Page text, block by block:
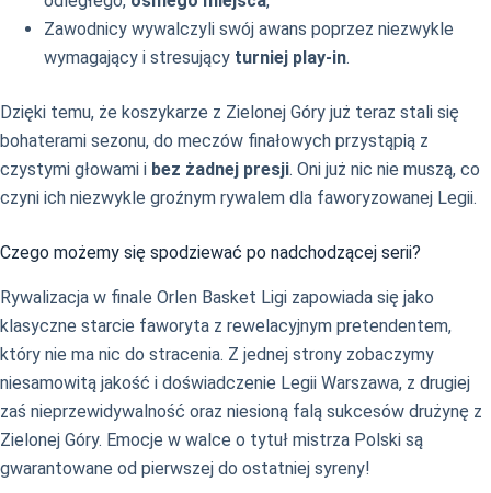
Zawodnicy wywalczyli swój awans poprzez niezwykle
wymagający i stresujący turniej play-in.
Dzięki temu, że koszykarze z Zielonej Góry już teraz stali się
bohaterami sezonu, do meczów finałowych przystąpią z
czystymi głowami i bez żadnej presji. Oni już nic nie muszą, co
czyni ich niezwykle groźnym rywalem dla faworyzowanej Legii.
Czego możemy się spodziewać po nadchodzącej serii?
Rywalizacja w finale Orlen Basket Ligi zapowiada się jako
klasyczne starcie faworyta z rewelacyjnym pretendentem,
który nie ma nic do stracenia. Z jednej strony zobaczymy
niesamowitą jakość i doświadczenie Legii Warszawa, z drugiej
zaś nieprzewidywalność oraz niesioną falą sukcesów drużynę z
Zielonej Góry. Emocje w walce o tytuł mistrza Polski są
gwarantowane od pierwszej do ostatniej syreny!